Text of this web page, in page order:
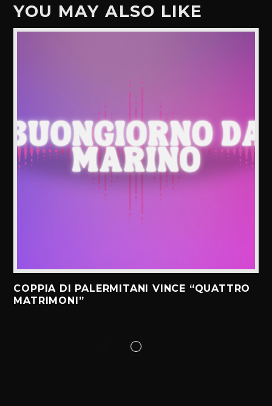
YOU MAY ALSO LIKE
COPPIA DI PALERMITANI VINCE “QUATTRO
MATRIMONI”